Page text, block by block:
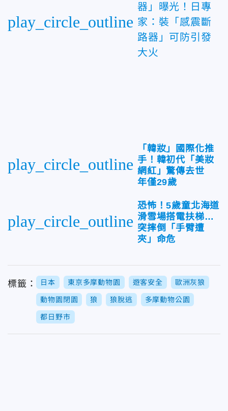
play_circle_outline
器」曝光！日專
家：裝「感震斷
路器」可防引發
大火
play_circle_outline
「韓妝」國際化推
手！韓初代「美妝
網紅」驚傳去世
年僅29歲
play_circle_outline
恐怖！5歲童北海道
滑雪場搭電扶梯…
突摔倒「手臂遭
夾」命危
標籤： 日本 東京多摩動物園 遊客安全 歐洲灰狼
動物園閉園 狼 狼脫逃 多摩動物公園
都日野市